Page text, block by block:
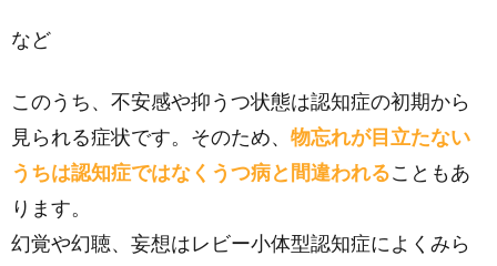
など
このうち、不安感や抑うつ状態は認知症の初期から
見られる症状です。そのため、 物忘れが目立たない
うちは認知症ではなくうつ病と間違われることもあ
ります。
幻覚や幻聴、妄想はレビー小体型認知症によくみら